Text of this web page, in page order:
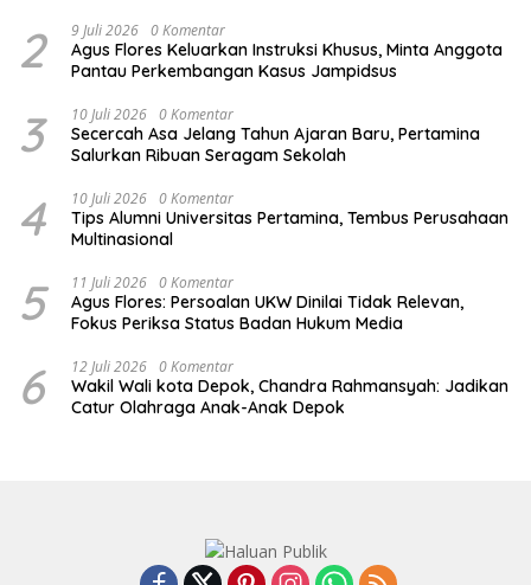
2 9 Juli 2026 0 Komentar
Agus Flores Keluarkan Instruksi Khusus, Minta Anggota
Pantau Perkembangan Kasus Jampidsus
3 10 Juli 2026 0 Komentar
Secercah Asa Jelang Tahun Ajaran Baru, Pertamina
Salurkan Ribuan Seragam Sekolah
4 10 Juli 2026 0 Komentar
Tips Alumni Universitas Pertamina, Tembus Perusahaan
Multinasional
5 11 Juli 2026 0 Komentar
Agus Flores: Persoalan UKW Dinilai Tidak Relevan,
Fokus Periksa Status Badan Hukum Media
6 12 Juli 2026 0 Komentar
Wakil Wali kota Depok, Chandra Rahmansyah: Jadikan
Catur Olahraga Anak-Anak Depok